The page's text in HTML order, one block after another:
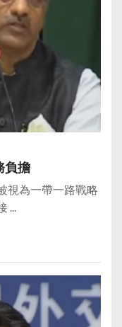
負擔
視為一帶一路戰略
...